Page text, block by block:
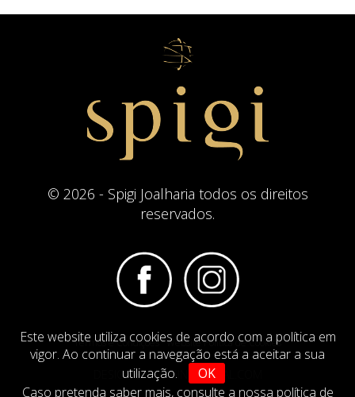
Este website utiliza cookies de acordo com a política em
vigor. Ao continuar a navegação está a aceitar a sua
utilização.
OK
Caso pretenda saber mais, consulte a nossa política de
© 2026 - Spigi Joalharia todos os direitos
reservados.
Termos e Condições Website Politica de Cookies
DESIGN BYIMAGINEVIRTUAL.COM